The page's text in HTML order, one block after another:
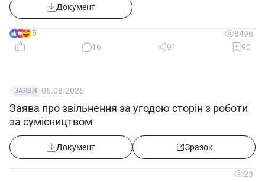
Документ
15
8496
16
91 90
ЗАЯВИ 06.08.2026
Заява про звільнення за угодою сторін з роботи
за сумісництвом
Документ Зразок
23